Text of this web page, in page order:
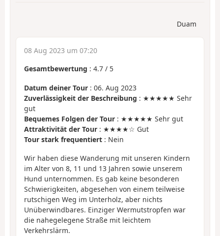
Duam
08 Aug 2023 um 07:20
Gesamtbewertung : 4.7 / 5
Datum deiner Tour : 06. Aug 2023
Zuverlässigkeit der Beschreibung : ★★★★★ Sehr
gut
Bequemes Folgen der Tour : ★★★★★ Sehr gut
Attraktivität der Tour : ★★★★☆ Gut
Tour stark frequentiert : Nein
Wir haben diese Wanderung mit unseren Kindern
im Alter von 8, 11 und 13 Jahren sowie unserem
Hund unternommen. Es gab keine besonderen
Schwierigkeiten, abgesehen von einem teilweise
rutschigen Weg im Unterholz, aber nichts
Unüberwindbares. Einziger Wermutstropfen war
die nahegelegene Straße mit leichtem
Verkehrslärm.